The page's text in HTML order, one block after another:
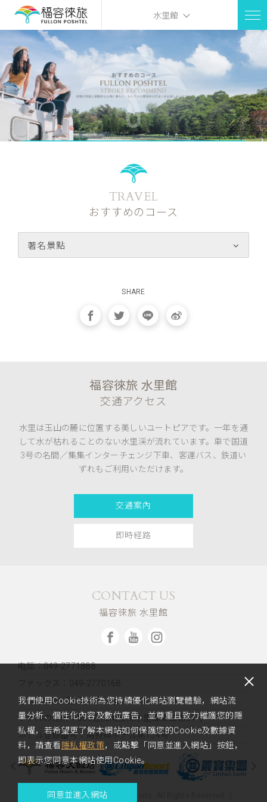
水里館
TRAVEL
おすすめのコース
著名景點
SHARE
福容徠旅 水里館
交通アクセス
水里は玉山の麓に位置する美しいユートピアです。一年を通
して水が枯れることのない水里渓が流れています。車で国道
3号の名間／集集インターチェンジ下車、客運バス、鉄道い
ずれもご利用いただけます。
交通案內
即時経路
CONTACT US
福容徠旅 水里館
电話：049-2771888
ファックス：049-2770168
Email：rsvn2_sl@fullon-poshtels.com.tw
ホテルの住所：553台湾南投県水里郷東三街51号
ホテル登録番号：南投県ホテル第154号
Copyright 2023 Fullon Hotels & Resorts. All Rights Reserved.
我們使用Cookie技術為您持續優化網站瀏覽體驗，網站流
量分析、個性化內容及數位廣告，並尊重且致力維護您的隱
私權，若希望更了解本網站如何保護您的Cookie及數據資
料，請查看 隱私權政策，或點擊「同意並進入網站」按鈕，
即表示您同意本網站使用Cookie。
同意並進入網站